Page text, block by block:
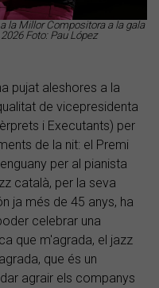
la Millor Compositora a la gala
Foto: Pau López
pujat aleshores a la
de vicepresidenta
i Executants) per
de la nit: el Premi
per al pianista
català, per la seva
ja més de 45 anys, ha
celebrar una
que m'agrada, el jazz
que és un
agrair els companys